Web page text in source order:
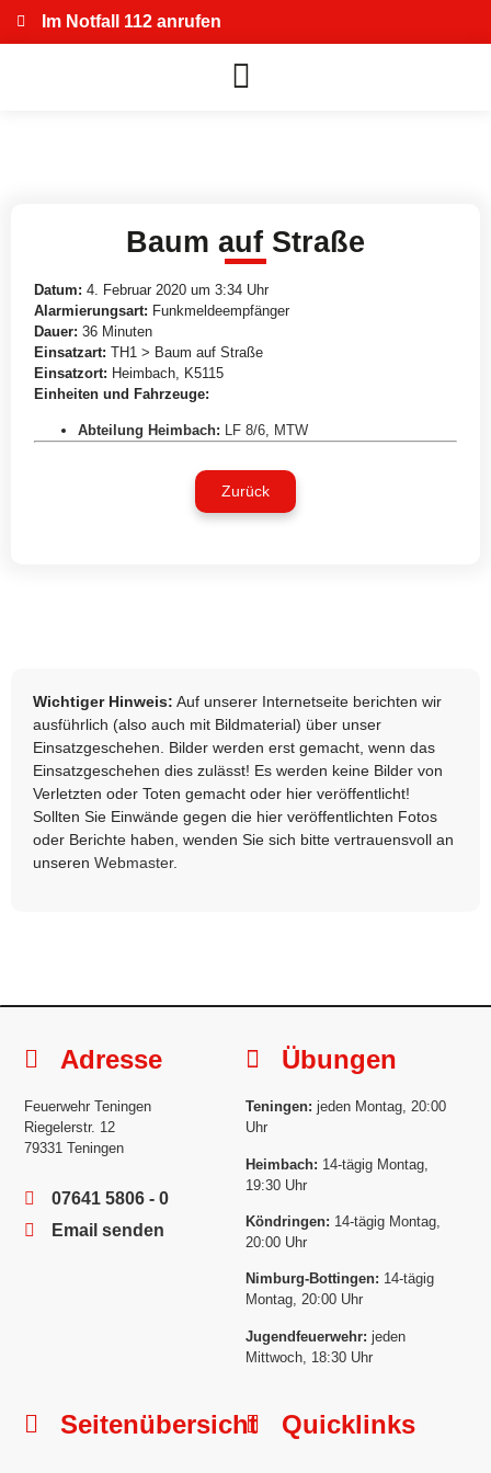
Im Notfall 112 anrufen
Baum auf Straße
Datum: 4. Februar 2020 um 3:34 Uhr
Alarmierungsart: Funkmeldeempfänger
Dauer: 36 Minuten
Einsatzart: TH1 > Baum auf Straße
Einsatzort: Heimbach, K5115
Einheiten und Fahrzeuge:
Abteilung Heimbach: LF 8/6, MTW
Zurück
Wichtiger Hinweis: Auf unserer Internetseite berichten wir
ausführlich (also auch mit Bildmaterial) über unser
Einsatzgeschehen. Bilder werden erst gemacht, wenn das
Einsatzgeschehen dies zulässt! Es werden keine Bilder von
Verletzten oder Toten gemacht oder hier veröffentlicht!
Sollten Sie Einwände gegen die hier veröffentlichten Fotos
oder Berichte haben, wenden Sie sich bitte vertrauensvoll an
unseren Webmaster.
Adresse
Feuerwehr Teningen
Riegelerstr. 12
79331 Teningen
07641 5806 - 0
Email senden
Übungen
Teningen: jeden Montag, 20:00
Uhr
Heimbach: 14-tägig Montag,
19:30 Uhr
Köndringen: 14-tägig Montag,
20:00 Uhr
Nimburg-Bottingen: 14-tägig
Montag, 20:00 Uhr
Jugendfeuerwehr: jeden
Mittwoch, 18:30 Uhr
Seitenübersicht Quicklinks